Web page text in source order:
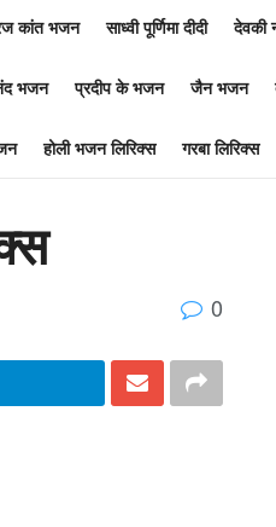
कांत भजन साध्वी पूर्णिमा दीदी देवकी
भजन प्रदीप के भजन जैन भजन
होली भजन लिरिक्स गरबा लिरिक्स
0